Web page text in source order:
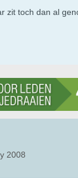
zit toch dan al
2008